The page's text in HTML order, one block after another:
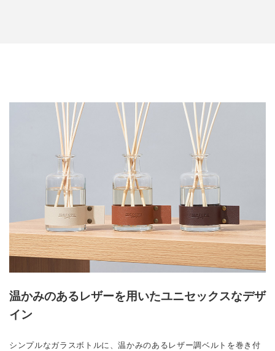
温かみのあるレザーを用いたユニセックスなデザ
イン
シンプルなガラスボトルに、温かみのあるレザー調ベルトを巻き付